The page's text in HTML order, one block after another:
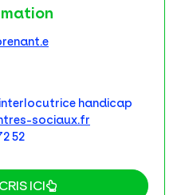
handicap
sociaux.fr
52
ICI